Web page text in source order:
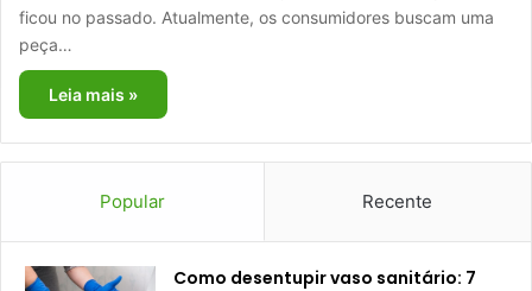
ficou no passado. Atualmente, os consumidores buscam uma
peça…
Leia mais »
Popular Recente
Como desentupir vaso sanitário: 7